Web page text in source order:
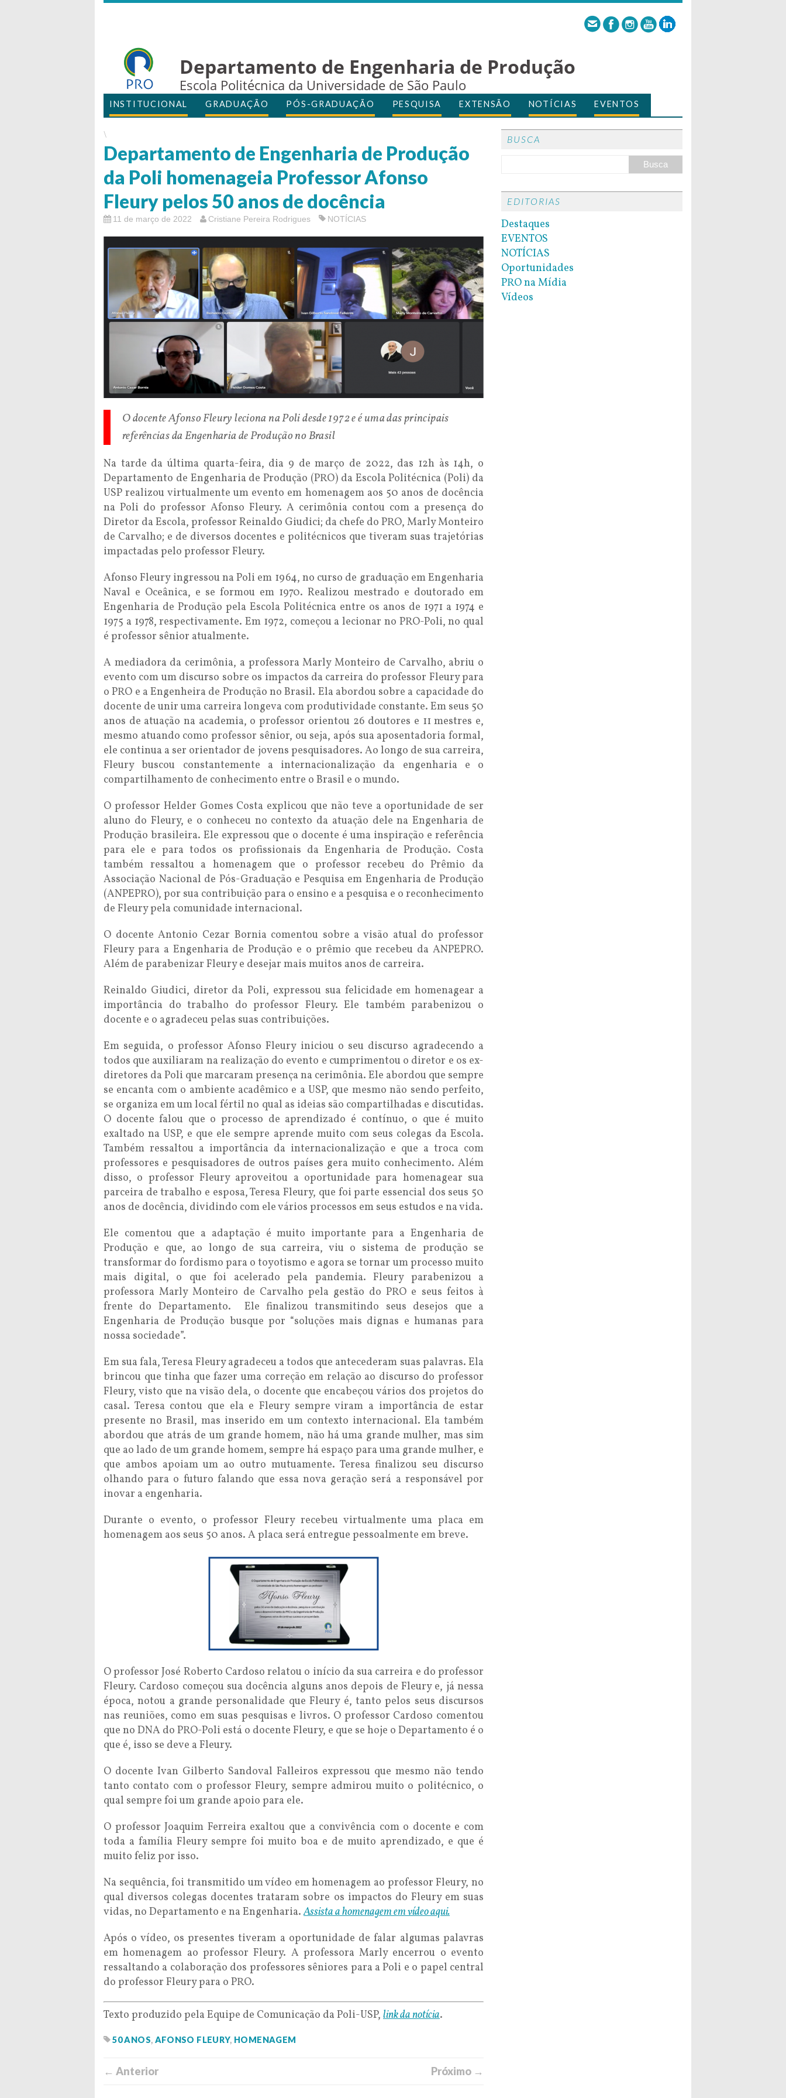
Departamento de Engenharia de Produção
Escola Politécnica da Universidade de São Paulo
INSTITUCIONAL GRADUAÇÃO PÓS-GRADUAÇÃO PESQUISA EXTENSÃO NOTÍCIAS EVENTOS
\
Departamento de Engenharia de Produção
da Poli homenageia Professor Afonso
Fleury pelos 50 anos de docência
11 de março de 2022 Cristiane Pereira Rodrigues NOTÍCIAS
O docente Afonso Fleury leciona na Poli desde 1972 e é uma das principais
referências da Engenharia de Produção no Brasil
Na tarde da última quarta-feira, dia 9 de março de 2022, das 12h às 14h, o
Departamento de Engenharia de Produção (PRO) da Escola Politécnica (Poli) da
USP realizou virtualmente um evento em homenagem aos 50 anos de docência
na Poli do professor Afonso Fleury. A cerimônia contou com a presença do
Diretor da Escola, professor Reinaldo Giudici; da chefe do PRO, Marly Monteiro
de Carvalho; e de diversos docentes e politécnicos que tiveram suas trajetórias
impactadas pelo professor Fleury.
Afonso Fleury ingressou na Poli em 1964, no curso de graduação em Engenharia
Naval e Oceânica, e se formou em 1970. Realizou mestrado e doutorado em
Engenharia de Produção pela Escola Politécnica entre os anos de 1971 a 1974 e
1975 a 1978, respectivamente. Em 1972, começou a lecionar no PRO-Poli, no qual
é professor sênior atualmente.
A mediadora da cerimônia, a professora Marly Monteiro de Carvalho, abriu o
evento com um discurso sobre os impactos da carreira do professor Fleury para
o PRO e a Engenheira de Produção no Brasil. Ela abordou sobre a capacidade do
docente de unir uma carreira longeva com produtividade constante. Em seus 50
anos de atuação na academia, o professor orientou 26 doutores e 11 mestres e,
mesmo atuando como professor sênior, ou seja, após sua aposentadoria formal,
ele continua a ser orientador de jovens pesquisadores. Ao longo de sua carreira,
Fleury buscou constantemente a internacionalização da engenharia e o
compartilhamento de conhecimento entre o Brasil e o mundo.
O professor Helder Gomes Costa explicou que não teve a oportunidade de ser
aluno do Fleury, e o conheceu no contexto da atuação dele na Engenharia de
Produção brasileira. Ele expressou que o docente é uma inspiração e referência
para ele e para todos os profissionais da Engenharia de Produção. Costa
também ressaltou a homenagem que o professor recebeu do Prêmio da
Associação Nacional de Pós-Graduação e Pesquisa em Engenharia de Produção
(ANPEPRO), por sua contribuição para o ensino e a pesquisa e o reconhecimento
de Fleury pela comunidade internacional.
O docente Antonio Cezar Bornia comentou sobre a visão atual do professor
Fleury para a Engenharia de Produção e o prêmio que recebeu da ANPEPRO.
Além de parabenizar Fleury e desejar mais muitos anos de carreira.
Reinaldo Giudici, diretor da Poli, expressou sua felicidade em homenagear a
importância do trabalho do professor Fleury. Ele também parabenizou o
docente e o agradeceu pelas suas contribuições.
Em seguida, o professor Afonso Fleury iniciou o seu discurso agradecendo a
todos que auxiliaram na realização do evento e cumprimentou o diretor e os ex-
diretores da Poli que marcaram presença na cerimônia. Ele abordou que sempre
se encanta com o ambiente acadêmico e a USP, que mesmo não sendo perfeito,
se organiza em um local fértil no qual as ideias são compartilhadas e discutidas.
O docente falou que o processo de aprendizado é contínuo, o que é muito
exaltado na USP, e que ele sempre aprende muito com seus colegas da Escola.
Também ressaltou a importância da internacionalização e que a troca com
professores e pesquisadores de outros países gera muito conhecimento. Além
disso, o professor Fleury aproveitou a oportunidade para homenagear sua
parceira de trabalho e esposa, Teresa Fleury, que foi parte essencial dos seus 50
anos de docência, dividindo com ele vários processos em seus estudos e na vida.
Ele comentou que a adaptação é muito importante para a Engenharia de
Produção e que, ao longo de sua carreira, viu o sistema de produção se
transformar do fordismo para o toyotismo e agora se tornar um processo muito
mais digital, o que foi acelerado pela pandemia. Fleury parabenizou a
professora Marly Monteiro de Carvalho pela gestão do PRO e seus feitos à
frente do Departamento. Ele finalizou transmitindo seus desejos que a
Engenharia de Produção busque por “soluções mais dignas e humanas para
nossa sociedade”.
Em sua fala, Teresa Fleury agradeceu a todos que antecederam suas palavras. Ela
brincou que tinha que fazer uma correção em relação ao discurso do professor
Fleury, visto que na visão dela, o docente que encabeçou vários dos projetos do
casal. Teresa contou que ela e Fleury sempre viram a importância de estar
presente no Brasil, mas inserido em um contexto internacional. Ela também
abordou que atrás de um grande homem, não há uma grande mulher, mas sim
que ao lado de um grande homem, sempre há espaço para uma grande mulher, e
que ambos apoiam um ao outro mutuamente. Teresa finalizou seu discurso
olhando para o futuro falando que essa nova geração será a responsável por
inovar a engenharia.
Durante o evento, o professor Fleury recebeu virtualmente uma placa em
homenagem aos seus 50 anos. A placa será entregue pessoalmente em breve.
O professor José Roberto Cardoso relatou o início da sua carreira e do professor
Fleury. Cardoso começou sua docência alguns anos depois de Fleury e, já nessa
época, notou a grande personalidade que Fleury é, tanto pelos seus discursos
nas reuniões, como em suas pesquisas e livros. O professor Cardoso comentou
que no DNA do PRO-Poli está o docente Fleury, e que se hoje o Departamento é o
que é, isso se deve a Fleury.
O docente Ivan Gilberto Sandoval Falleiros expressou que mesmo não tendo
tanto contato com o professor Fleury, sempre admirou muito o politécnico, o
qual sempre foi um grande apoio para ele.
O professor Joaquim Ferreira exaltou que a convivência com o docente e com
toda a família Fleury sempre foi muito boa e de muito aprendizado, e que é
muito feliz por isso.
Na sequência, foi transmitido um vídeo em homenagem ao professor Fleury, no
qual diversos colegas docentes trataram sobre os impactos do Fleury em suas
vidas, no Departamento e na Engenharia.Assista a homenagem em vídeo aqui.
Após o vídeo, os presentes tiveram a oportunidade de falar algumas palavras
em homenagem ao professor Fleury. A professora Marly encerrou o evento
ressaltando a colaboração dos professores sêniores para a Poli e o papel central
do professor Fleury para o PRO.
Texto produzido pela Equipe de Comunicação da Poli-USP, link da notícia.
50 ANOS, AFONSO FLEURY, HOMENAGEM
← Anterior Próximo →
BUSCA
EDITORIAS
Destaques
EVENTOS
NOTÍCIAS
Oportunidades
PRO na Mídia
Vídeos